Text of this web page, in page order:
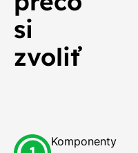
si
zvoliť
Komponenty